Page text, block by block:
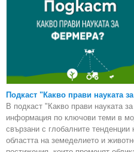
Подкаст "Какво прави науката
В подкаст "Какво прави науката
информация по ключови теми в
свързани с глобалните
областта на земеделието и